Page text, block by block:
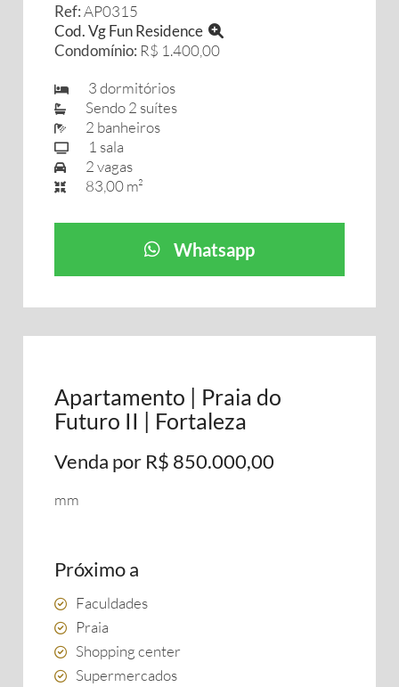
Ref:AP0315
Cod. Vg Fun Residence
Condomínio: R$ 1.400,00
3 dormitórios
Sendo 2 suítes
2 banheiros
1 sala
2 vagas
83,00 m²
Whatsapp
Apartamento | Praia do
Futuro II | Fortaleza
Venda por R$ 850.000,00
mm
Próximo a
Faculdades
Praia
Shopping center
Supermercados